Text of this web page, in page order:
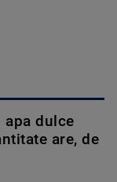
apa dulce
are, de